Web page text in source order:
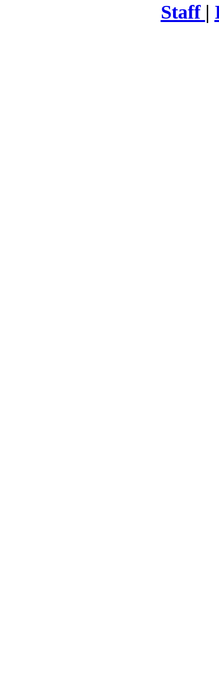
Staff |